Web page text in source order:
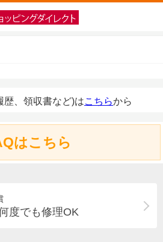
歴、領収書など)はこちらから
はこちら
度でも修理OK